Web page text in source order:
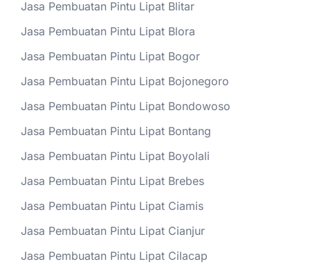
Jasa Pembuatan Pintu Lipat Blitar
Jasa Pembuatan Pintu Lipat Blora
Jasa Pembuatan Pintu Lipat Bogor
Jasa Pembuatan Pintu Lipat Bojonegoro
Jasa Pembuatan Pintu Lipat Bondowoso
Jasa Pembuatan Pintu Lipat Bontang
Jasa Pembuatan Pintu Lipat Boyolali
Jasa Pembuatan Pintu Lipat Brebes
Jasa Pembuatan Pintu Lipat Ciamis
Jasa Pembuatan Pintu Lipat Cianjur
Jasa Pembuatan Pintu Lipat Cilacap